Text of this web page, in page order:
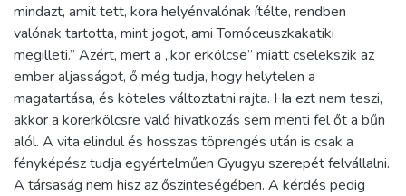
mindazt, amit tett, kora helyénvalónak ítélte, rendben
valónak tartotta, mint jogot, ami Tomóceuszkakatiki
megilleti.” Azért, mert a „kor erkölcse” miatt cselekszik az
ember aljasságot, ő még tudja, hogy helytelen a
magatartása, és köteles változtatni rajta. Ha ezt nem teszi,
akkor a korerkölcsre való hivatkozás sem menti fel őt a bűn
alól. A vita elindul és hosszas töprengés után is csak a
fényképész tudja egyértelműen Gyugyu szerepét felvállalni.
A társaság nem hisz az őszinteségében. A kérdés pedig